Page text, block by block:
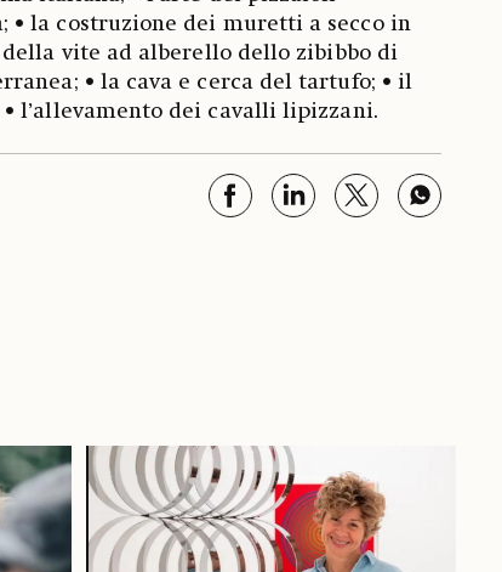
• la costruzione dei muretti a secco in
vite ad alberello dello zibibbo di
• la cava e cerca del tartufo; • il
l’allevamento dei cavalli lipizzani.